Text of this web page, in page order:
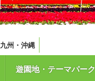
九州・沖縄
遊園地・テーマパーク